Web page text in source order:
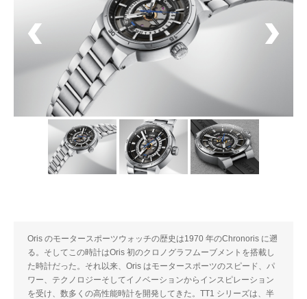
Oris のモータースポーツウォッチの歴史は1970 年のChronoris に遡
る。そしてこの時計はOris 初のクロノグラフムーブメントを搭載し
た時計だった。それ以来、Oris はモータースポーツのスピード、パ
ワー、テクノロジーそしてイノベーションからインスピレーション
を受け、数多くの高性能時計を開発してきた。TT1 シリーズは、半